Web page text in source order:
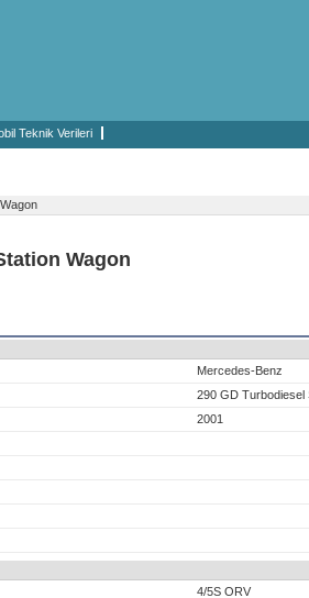
Teknik Verileri
Wagon
Mercedes-Benz
290 GD Turbodiesel
2001
4/5S ORV